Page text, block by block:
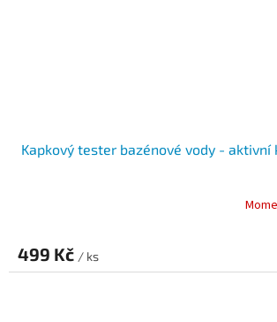
Kapkový tester bazénové vody - aktivní
499 Kč / ks